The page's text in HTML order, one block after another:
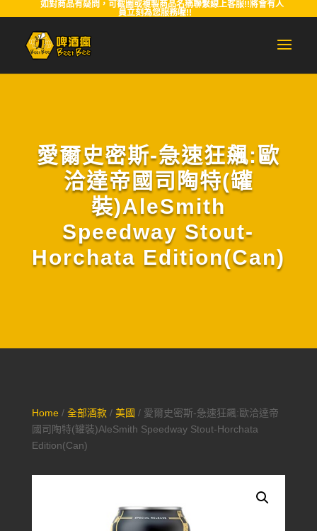
如對商品有疑問，可截圖或複製商品名稱聯繫線上客服!!將會有人
員立刻為您服務喔!!
愛爾史密斯-急速狂飆:歐
洽達帝國司陶特(罐
裝)AleSmith
Speedway Stout-
Horchata Edition(Can)
Home/ 全部酒款/ 美國 / 愛爾史密斯-急速狂飆:歐洽達帝
國司陶特(罐裝)AleSmith Speedway Stout-Horchata
Edition(Can)